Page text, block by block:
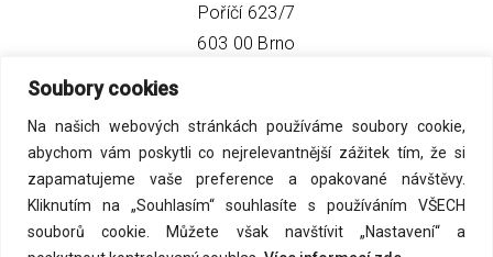
Soubory cookies
Na našich webových stránkách používáme soubory cookie,
abychom vám poskytli co nejrelevantnější zážitek tím, že si
zapamatujeme vaše preference a opakované návštěvy.
Kliknutím na „Souhlasím“ souhlasíte s používáním VŠECH
souborů cookie. Můžete však navštívit „Nastavení“ a
Poříčí 623/7
603 00 Brno
phone:
email:info@geo4tea.com